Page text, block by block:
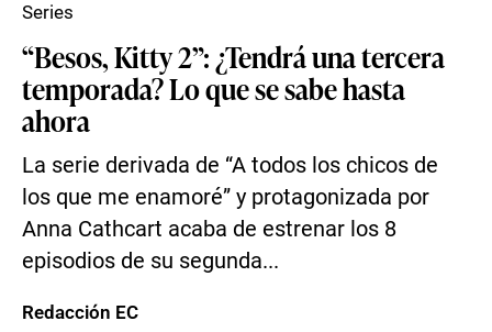
“Besos, Kitty 2”: ¿Tendrá una tercera
temporada? Lo que se sabe hasta
ahora
La serie derivada de “A todos los chicos de
los que me enamoré” y protagonizada por
Anna Cathcart acaba de estrenar los 8
episodios de su segunda...
Series
Redacción EC